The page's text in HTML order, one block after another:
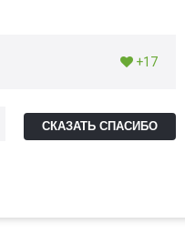
+17
СКАЗАТЬ СПАСИБО